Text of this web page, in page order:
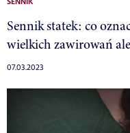
Sennik statek: co
wielkich zawirowań
07.03.2023